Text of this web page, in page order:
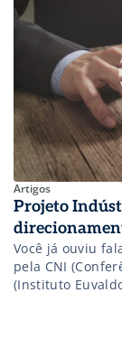
Artigos
Projeto
Você já ouviu
pela CNI
(Instituto